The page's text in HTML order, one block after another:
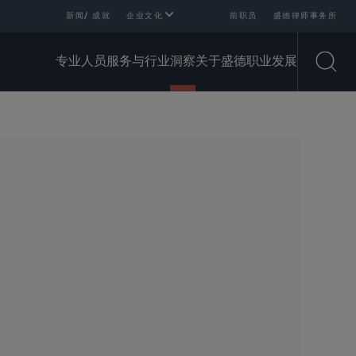
新闻/ 成就 企业文化 前职员 盛德律师事务所
专业人员服务与行业洞察关于盛德职业发展